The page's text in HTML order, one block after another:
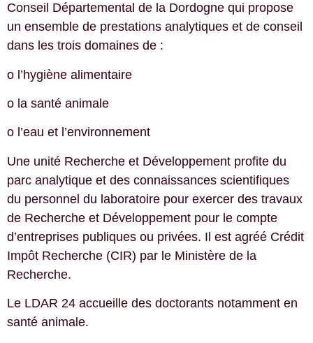
Conseil Départemental de la Dordogne qui propose
un ensemble de prestations analytiques et de conseil
dans les trois domaines de :
o l’hygiène alimentaire
o la santé animale
o l’eau et l’environnement
Une unité Recherche et Développement profite du
parc analytique et des connaissances scientifiques
du personnel du laboratoire pour exercer des travaux
de Recherche et Développement pour le compte
d’entreprises publiques ou privées. Il est agréé Crédit
Impôt Recherche (CIR) par le Ministère de la
Recherche.
Le LDAR 24 accueille des doctorants notamment en
santé animale.